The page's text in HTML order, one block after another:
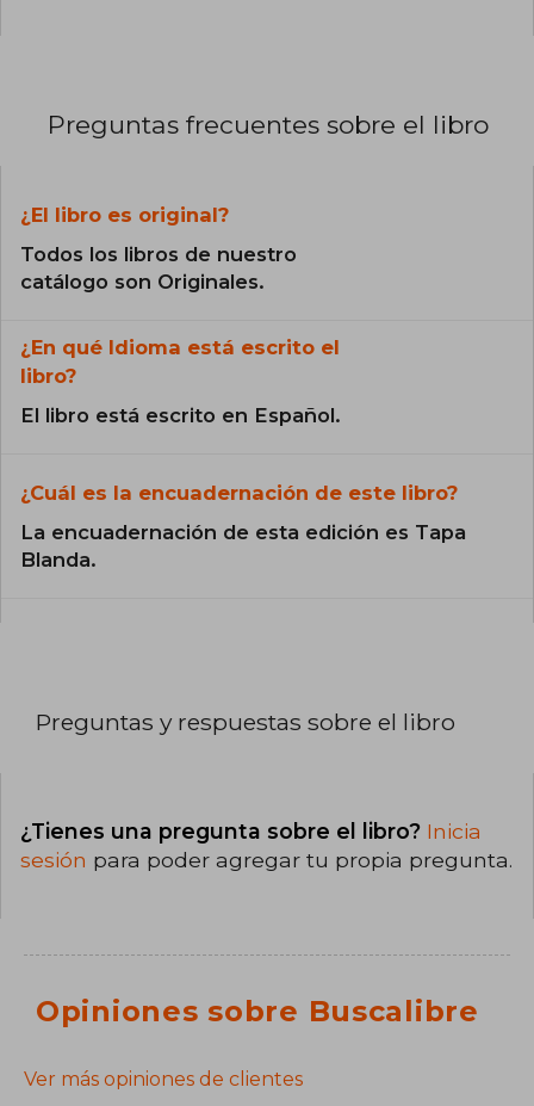
Preguntas frecuentes sobre el libro
¿El libro es original?
Todos los libros de nuestro
catálogo son Originales.
¿En qué Idioma está escrito el
libro?
El libro está escrito en Español.
¿Cuál es la encuadernación de este libro?
La encuadernación de esta edición es Tapa
Blanda.
Preguntas y respuestas sobre el libro
¿Tienes una pregunta sobre el libro? Inicia
sesión para poder agregar tu propia pregunta.
Opiniones sobre Buscalibre
Ver más opiniones de clientes